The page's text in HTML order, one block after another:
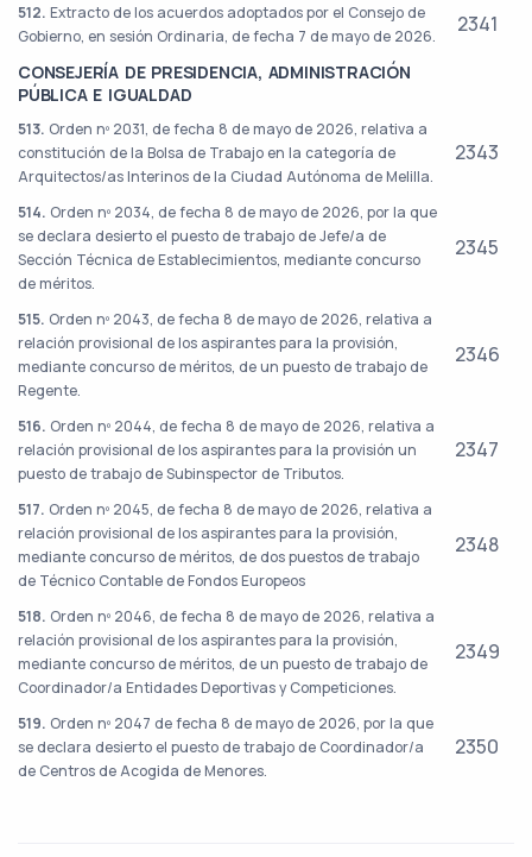
512. Extracto de los acuerdos adoptados por el Consejo de
Gobierno, en sesión Ordinaria, de fecha 7 de mayo de 2026.
2341
CONSEJERÍA DE PRESIDENCIA, ADMINISTRACIÓN
PÚBLICA E IGUALDAD
513. Orden nº 2031, de fecha 8 de mayo de 2026, relativa a
constitución de la Bolsa de Trabajo en la categoría de
Arquitectos/as Interinos de la Ciudad Autónoma de Melilla.
2343
514. Orden nº 2034, de fecha 8 de mayo de 2026, por la que
se declara desierto el puesto de trabajo de Jefe/a de
Sección Técnica de Establecimientos, mediante concurso
de méritos.
2345
515. Orden nº 2043, de fecha 8 de mayo de 2026, relativa a
relación provisional de los aspirantes para la provisión,
mediante concurso de méritos, de un puesto de trabajo de
Regente.
2346
516. Orden nº 2044, de fecha 8 de mayo de 2026, relativa a
relación provisional de los aspirantes para la provisión un
puesto de trabajo de Subinspector de Tributos.
2347
517. Orden nº 2045, de fecha 8 de mayo de 2026, relativa a
relación provisional de los aspirantes para la provisión,
mediante concurso de méritos, de dos puestos de trabajo
de Técnico Contable de Fondos Europeos
2348
518. Orden nº 2046, de fecha 8 de mayo de 2026, relativa a
relación provisional de los aspirantes para la provisión,
mediante concurso de méritos, de un puesto de trabajo de
Coordinador/a Entidades Deportivas y Competiciones.
2349
519. Orden nº 2047 de fecha 8 de mayo de 2026, por la que
se declara desierto el puesto de trabajo de Coordinador/a
de Centros de Acogida de Menores.
2350